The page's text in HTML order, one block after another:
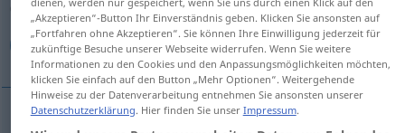
(Für mehr Details die Übersetzung anklicken/antippen)
موضع‌گیری, موقف
„Akzeptieren“-Button Ihr Einverständnis geben. Klicken Sie ansonsten auf
„Fortfahren ohne Akzeptieren“. Sie können Ihre Einwilligung jederzeit für
zukünftige Besuche unserer Webseite widerrufen. Wenn Sie weitere
Informationen zu den Cookies und den Anpassungsmöglichkeiten möchten,
klicken Sie einfach auf den Button „Mehr Optionen“. Weitergehende
Hinweise zu der Datenverarbeitung entnehmen Sie ansonsten unserer
Datenschutzerklärung. Hier finden Sie unser Impressum.